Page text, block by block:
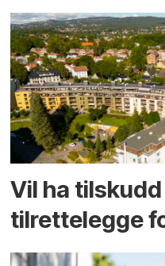
Vil ha
tilrettelegge